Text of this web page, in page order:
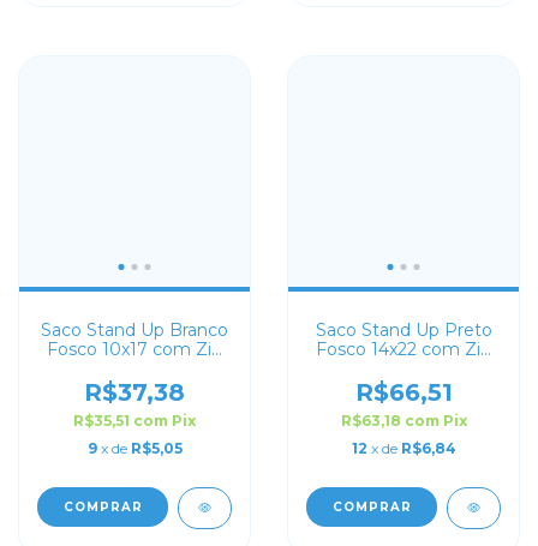
Saco Stand Up Branco
Fosco 10x17 com Zip
R$37,38
R$35,51 com Pix
9 x de R$5,05
COMPRAR
Saco Stand Up Preto
Fosco 14x22 com Zip
R$66,51
R$63,18 com Pix
12 x de R$6,84
COMPRAR